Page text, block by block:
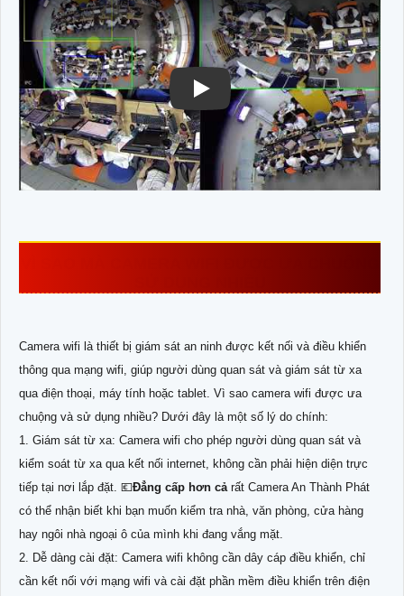
Camera wifi là thiết bị giám sát an ninh được kết nối và điều khiển
thông qua mạng wifi, giúp người dùng quan sát và giám sát từ xa
qua điện thoại, máy tính hoặc tablet. Vì sao camera wifi được ưa
chuộng và sử dụng nhiều? Dưới đây là một số lý do chính:
1. Giám sát từ xa: Camera wifi cho phép người dùng quan sát và
kiểm soát từ xa qua kết nối internet, không cần phải hiện diện trực
tiếp tại nơi lắp đặt. 💶Đẳng cấp hơn cả rất Camera An Thành Phát
có thể nhận biết khi bạn muốn kiểm tra nhà, văn phòng, cửa hàng
hay ngôi nhà ngoại ô của mình khi đang vắng mặt.
2. Dễ dàng cài đặt: Camera wifi không cần dây cáp điều khiển, chỉ
cần kết nối với mạng wifi và cài đặt phần mềm điều khiển trên điện